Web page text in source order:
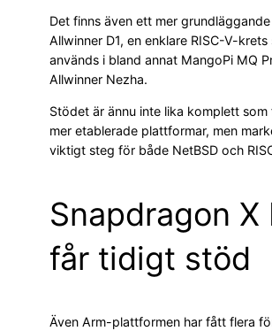
Det finns även ett mer
Allwinner D1, en enklare RISC-V-krets
används i bland annat MangoPi MQ
Allwinner Nezha.
Stödet är ännu inte lika komplett som
mer etablerade plattformar, men
viktigt steg för både NetBSD och
Snapdragon X
får tidigt stöd
Även Arm-plattformen har fått flera